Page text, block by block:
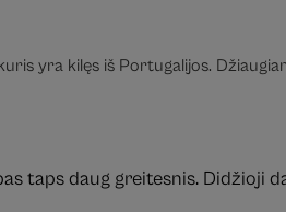
yra kilęs iš Portugalijos.
taps daug greitesnis. Didžioji